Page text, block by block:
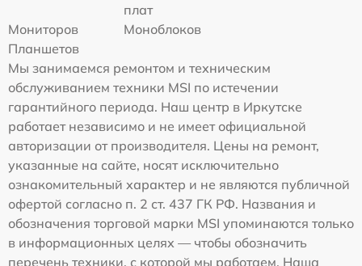
плат
Мониторов
Моноблоков
Планшетов
Мы занимаемся ремонтом и техническим
обслуживанием техники MSI по истечении
гарантийного периода. Наш центр в Иркутске
работает независимо и не имеет официальной
авторизации от производителя. Цены на ремонт,
указанные на сайте, носят исключительно
ознакомительный характер и не являются публичной
офертой согласно п. 2 ст. 437 ГК РФ. Названия и
обозначения торговой марки MSI упоминаются только
в информационных целях — чтобы обозначить
перечень техники, с которой мы работаем. Наша